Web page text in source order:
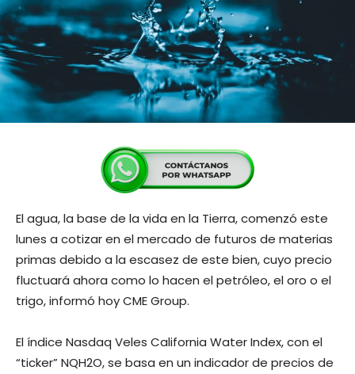
El agua, la base de la vida en la Tierra, comenzó este
lunes a cotizar en el mercado de futuros de materias
primas debido a la escasez de este bien, cuyo precio
fluctuará ahora como lo hacen el petróleo, el oro o el
trigo, informó hoy CME Group.
El índice Nasdaq Veles California Water Index, con el
“ticker” NQH2O, se basa en un indicador de precios de